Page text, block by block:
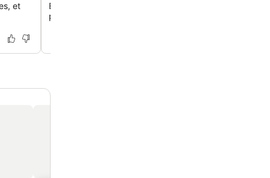
et
Explore le village cosmopolite de Naoussa et son
pêche, situés à 5 minutes à pied de l'hôtel.